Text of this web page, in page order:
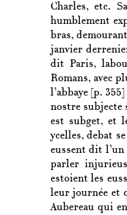
Charles, etc.
humblement
bras,
janvier
dit Paris,
Romans, avec
l’abbaye [p. 355]
nostre subjecte
est subget, et
ycelles, debat
eussent dit
parler
estoient les
leur journée et
Aubereau qui